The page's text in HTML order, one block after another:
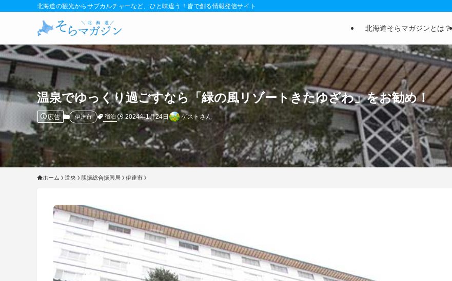
北海道の観光からサブカルチャーなど、ひと味違う！皆で創る情報発信サイト
北海道そらマガジンとは？
温泉でゆっくり過ごすなら「緑の風リゾートきたゆざわ」をお勧め！
広告 伊達市 宿泊 2024年1月24日 ゲストさん
ホーム 道央 胆振総合振興局 伊達市